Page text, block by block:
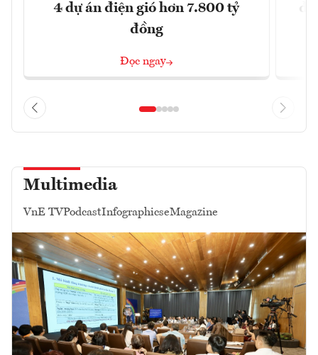
4 dự án điện gió hơn 7.800 tỷ
đồng
Đọc ngay
Multimedia
VnE TVPodcastInfographicseMagazine